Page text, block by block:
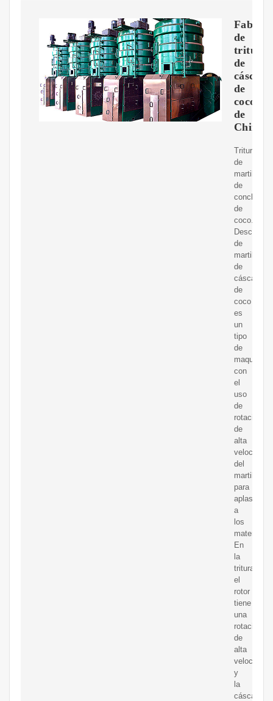
de
de
cáscara
de
coco
de
China
Trituradora
de
martillo
de
concha
de
coco.
de
martillo
de
cáscara
de
coco
es
un
tipo
de
maquinaria
con
el
uso
de
rotación
de
alta
velocidad
del
martillo
para
aplastar
a
los
materiales.
En
la
trituradora,
el
rotor
tiene
una
rotación
de
alta
velocidad,
y
la
cáscara